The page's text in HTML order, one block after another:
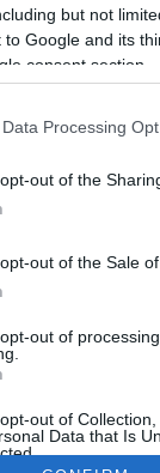
but not
to Google and its
consent section.
Processing
out of the
out of the Sale
out of
out of
Data that Is